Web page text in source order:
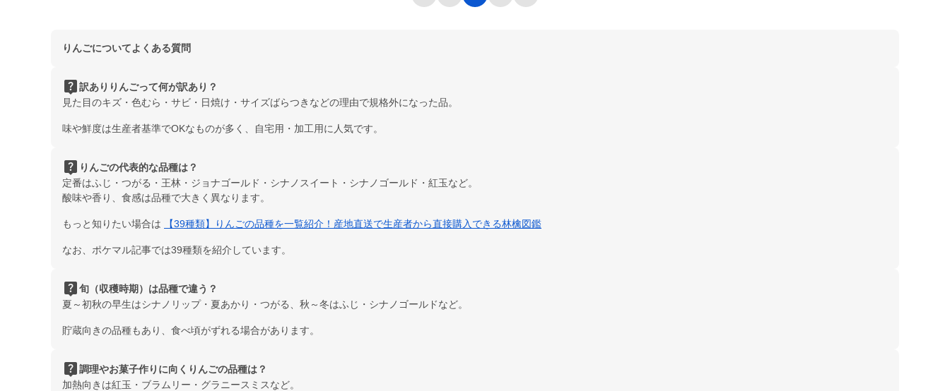
りんごについてよくある質問
live_help訳ありりんごって何が訳あり？
見た目のキズ・色むら・サビ・日焼け・サイズばらつきなどの理由で規格外になった品。
味や鮮度は生産者基準でOKなものが多く、自宅用・加工用に人気です。
live_help りんごの代表的な品種は？
定番はふじ・つがる・王林・ジョナゴールド・シナノスイート・シナノゴールド・紅玉など。
酸味や香り、食感は品種で大きく異なります。
もっと知りたい場合は 【39種類】りんごの品種を一覧紹介！産地直送で生産者から直接購入できる林檎図鑑
なお、ポケマル記事では39種類を紹介しています。
live_help旬（収穫時期）は品種で違う？
夏～初秋の早生はシナノリップ・夏あかり・つがる、秋～冬はふじ・シナノゴールドなど。
貯蔵向きの品種もあり、食べ頃がずれる場合があります。
live_help調理やお菓子作りに向くりんごの品種は？
加熱向きは紅玉・ブラムリー・グラニースミスなど。